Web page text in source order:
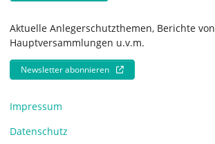
Aktuelle Anlegerschutzthemen, Berichte von
Hauptversammlungen u.v.m.
Newsletter abonnieren
Impressum
Datenschutz